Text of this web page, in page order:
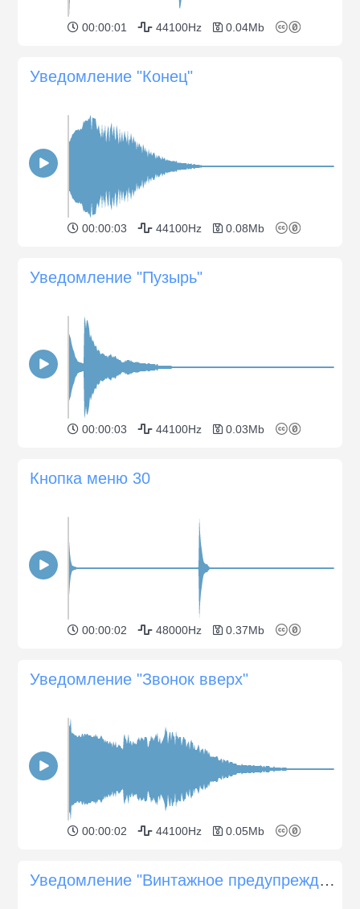
00:00:01 44100Hz 0.04Mb
Уведомление "Конец"
00:00:03 44100Hz 0.08Mb
Уведомление "Пузырь"
00:00:03 44100Hz 0.03Mb
Кнопка меню 30
00:00:02 48000Hz 0.37Mb
Уведомление "Звонок вверх"
00:00:02 44100Hz 0.05Mb
Уведомление "Винтажное предупреждение"